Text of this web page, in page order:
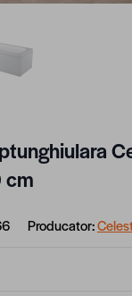
cm
Producator: